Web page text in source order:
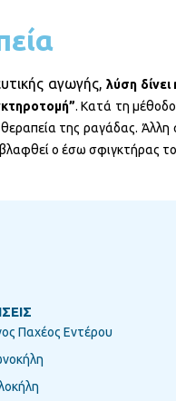
αγωγής, λύση δίνει
. Κατά τη
της ραγάδας. Άλλη
ο έσω σφιγκτήρας
Παχέος Εντέρου